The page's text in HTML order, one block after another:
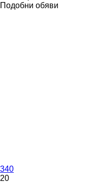
Подобни обяви
340
20